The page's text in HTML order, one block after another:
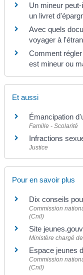
Un mineur
un livret
Avec quels
voyager à
Comment
est mineur ou
Et aussi
Émancipation
Famille - Scolarité
Infractions
Justice
Pour en savoir plus
Dix conseils
Commission
(Cnil)
Site
Ministère chargé
Espace jeunes
Commission
(Cnil)